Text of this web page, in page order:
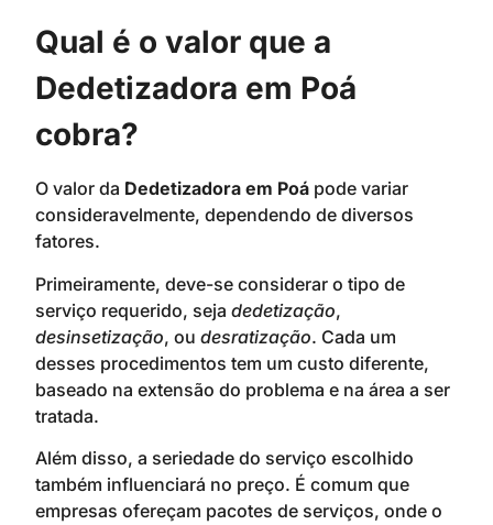
Qual é o valor que a
Dedetizadora em Poá
cobra?
O valor da Dedetizadora em Poá pode variar
consideravelmente, dependendo de diversos
fatores.
Primeiramente, deve-se considerar o tipo de
serviço requerido, seja dedetização,
desinsetização, ou desratização. Cada um
desses procedimentos tem um custo diferente,
baseado na extensão do problema e na área a ser
tratada.
Além disso, a seriedade do serviço escolhido
também influenciará no preço. É comum que
empresas ofereçam pacotes de serviços, onde o